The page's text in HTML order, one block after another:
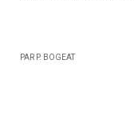
PAR P. BOGEAT